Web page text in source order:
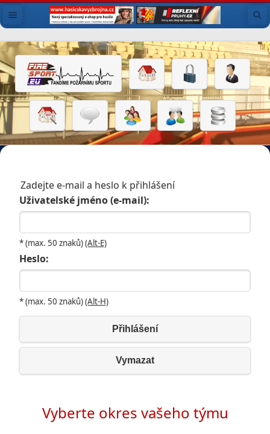
Zadejte e-mail a heslo k přihlášení
Uživatelské jméno (e-mail):
* (max. 50 znaků)(Alt-E)
Heslo:
* (max. 50 znaků)(Alt-H)
Přihlášení
Vymazat
Vyberte okres vašeho týmu